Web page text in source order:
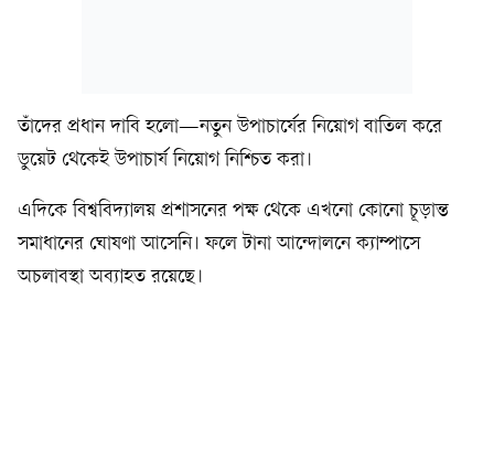
তাঁদের প্রধান দাবি হলো—নতুন উপাচার্যের নিয়োগ বাতিল করে
ডুয়েট থেকেই উপাচার্য নিয়োগ নিশ্চিত করা।
এদিকে বিশ্ববিদ্যালয় প্রশাসনের পক্ষ থেকে এখনো কোনো চূড়ান্ত
সমাধানের ঘোষণা আসেনি। ফলে টানা আন্দোলনে ক্যাম্পাসে
অচলাবস্থা অব্যাহত রয়েছে।